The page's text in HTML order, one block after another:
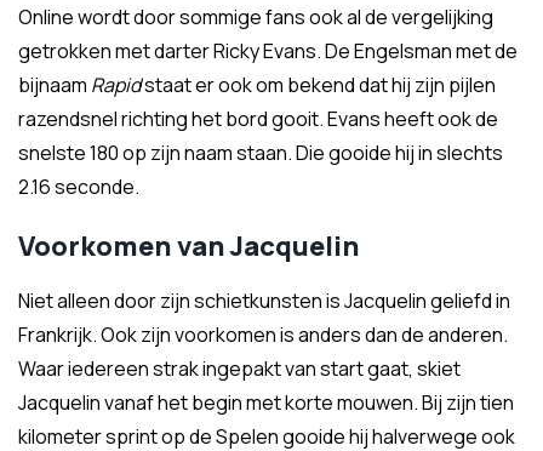
Online wordt door sommige fans ook al de vergelijking
getrokken met darter Ricky Evans. De Engelsman met de
bijnaam Rapidstaat er ook om bekend dat hij zijn pijlen
razendsnel richting het bord gooit. Evans heeft ook de
snelste 180 op zijn naam staan. Die gooide hij in slechts
2.16 seconde.
Voorkomen van Jacquelin
Niet alleen door zijn schietkunsten is Jacquelin geliefd in
Frankrijk. Ook zijn voorkomen is anders dan de anderen.
Waar iedereen strak ingepakt van start gaat, skiet
Jacquelin vanaf het begin met korte mouwen. Bij zijn tien
kilometer sprint op de Spelen gooide hij halverwege ook